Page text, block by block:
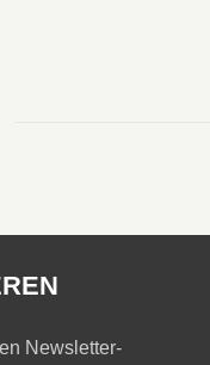
Newsletter-